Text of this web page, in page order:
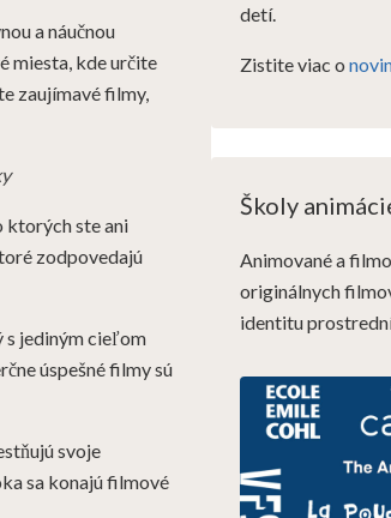
a náučnou
miesta, kde určite
zaujímavé filmy,
ktorých ste ani
zodpovedajú
s jediným cieľom
úspešné filmy sú
svoje
sa konajú filmové
detí.
Zistite viac o
Školy
Animované a
originálnych
identitu